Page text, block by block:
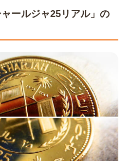
ャールジャ25リアル」の